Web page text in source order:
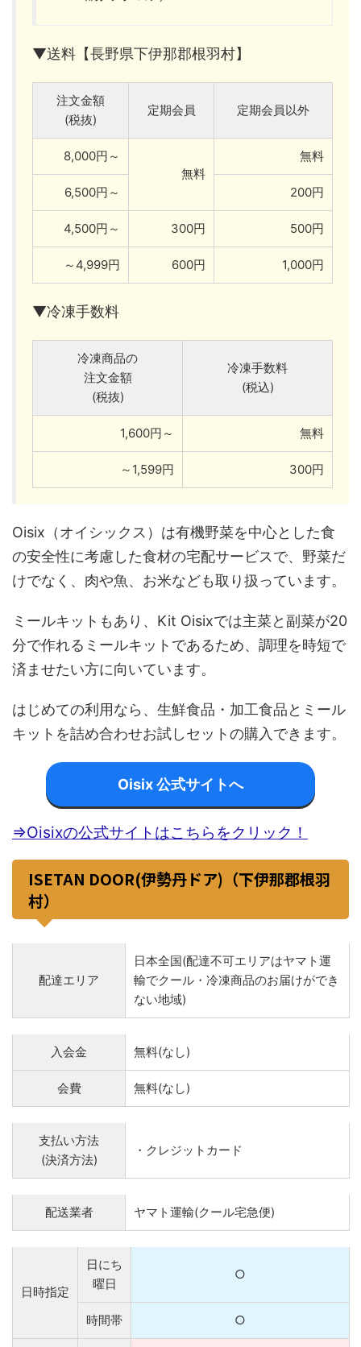
▼送料【長野県下伊那郡根羽村】
注文金額
(税抜)
定期会員 定期会員以外
8,000円～
無料
無料
6,500円～ 200円
4,500円～ 300円 500円
～4,999円 600円 1,000円
▼冷凍手数料
冷凍商品の
注文金額
(税抜)
冷凍手数料
(税込)
1,600円～ 無料
～1,599円 300円
Oisix（オイシックス）は有機野菜を中心とした食
の安全性に考慮した食材の宅配サービスで、野菜だ
けでなく、肉や魚、お米なども取り扱っています。
ミールキットもあり、Kit Oisixでは主菜と副菜が20
分で作れるミールキットであるため、調理を時短で
済ませたい方に向いています。
はじめての利用なら、生鮮食品・加工食品とミール
キットを詰め合わせお試しセットの購入できます。
Oisix 公式サイトへ
⇒Oisixの公式サイトはこちらをクリック！
ISETAN DOOR(伊勢丹ドア)（下伊那郡根羽
村）
配達エリア
日本全国(配達不可エリアはヤマト運
輸でクール・冷凍商品のお届けができ
ない地域)
入会金 無料(なし)
会費 無料(なし)
支払い方法
(決済方法)
・クレジットカード
配送業者 ヤマト運輸(クール宅急便)
日時指定
日にち
曜日
○
時間帯 ○